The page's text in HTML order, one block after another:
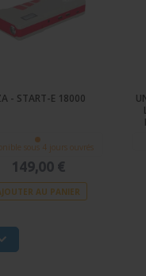
- START-E 18000
sous 4 jours ouvrés
149,00 €
AU PANIER